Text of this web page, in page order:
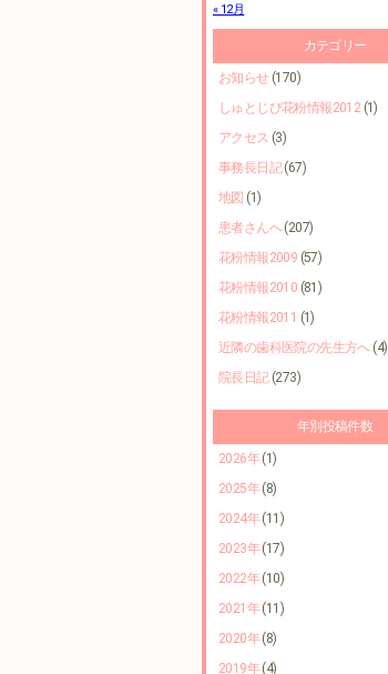
« 12月
カテゴリー
お知らせ (170)
しゅとじび花粉情報2012(1)
アクセス (3)
事務長日記(67)
地図 (1)
患者さんへ(207)
花粉情報2009 (57)
花粉情報2010 (81)
花粉情報2011 (1)
近隣の歯科医院の先生方へ(4)
院長日記(273)
年別投稿件数
2026年(1)
2025年(8)
2024年(11)
2023年(17)
2022年(10)
2021年(11)
2020年(8)
2019年(4)